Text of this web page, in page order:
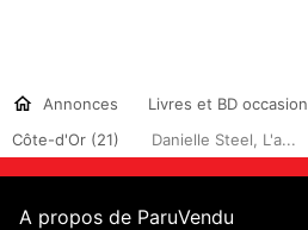
Annonces Livres et BD occasion
Côte-d'Or (21)
Danielle Steel, L'a...
A propos de ParuVendu